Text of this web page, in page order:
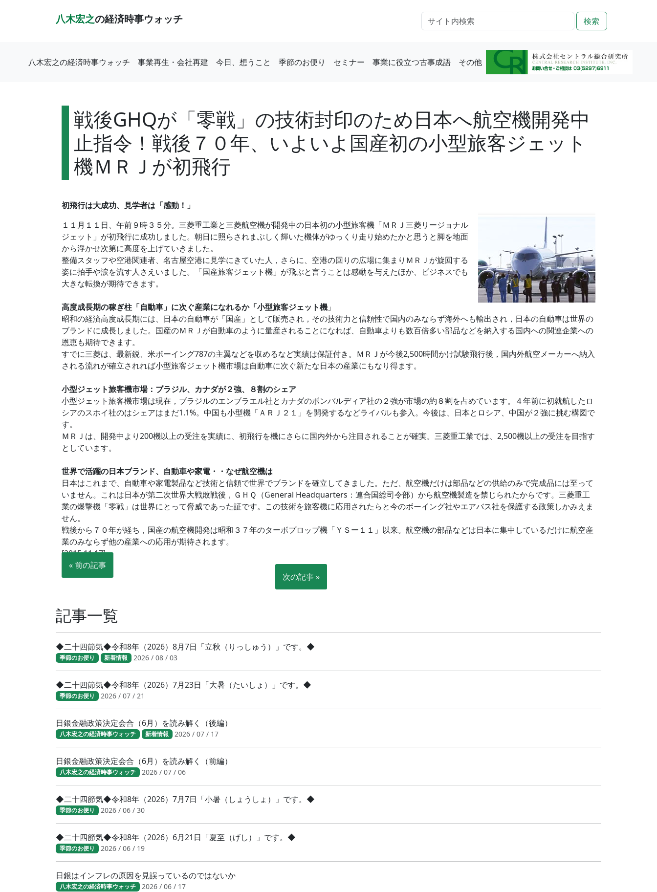
八木宏之の経済時事ウォッチ 検索
八木宏之の経済時事ウォッチ 事業再生・会社再建 今日、想うこと 季節のお便り セミナー 事業に役立つ古事成語 その他
戦後GHQが「零戦」の技術封印のため日本へ航空機開発中
止指令！戦後７０年、いよいよ国産初の小型旅客ジェット
機ＭＲＪが初飛行
初飛行は大成功、見学者は「感動！」
１１月１１日、午前９時３５分。三菱重工業と三菱航空機が開発中の日本初の小型旅客機「ＭＲＪ三菱リージョナル
ジェット」が初飛行に成功しました。朝日に照らされまぶしく輝いた機体がゆっくり走り始めたかと思うと脚を地面
から浮かせ次第に高度を上げていきました。
整備スタッフや空港関連者、名古屋空港に見学にきていた人，さらに、空港の回りの広場に集まりＭＲＪが旋回する
姿に拍手や涙を流す人さえいました。「国産旅客ジェット機」が飛ぶと言うことは感動を与えたほか、ビジネスでも
大きな転換が期待できます。
高度成長期の稼ぎ柱「自動車」に次ぐ産業になれるか「小型旅客ジェット機 」
昭和の経済高度成長期には、日本の自動車が「国産」として販売され，その技術力と信頼性で国内のみならず海外へも輸出され，日本の自動車は世界の
ブランドに成長しました。国産のＭＲＪが自動車のように量産されることになれば、自動車よりも数百倍多い部品などを納入する国内への関連企業への
恩恵も期待できます。
すでに三菱は、最新鋭、米ボーイング787の主翼などを収めるなど実績は保証付き。ＭＲＪが今後2,500時間かけ試験飛行後，国内外航空メーカーへ納入
される流れが確立されれば小型旅客ジェット機市場は自動車に次ぐ新たな日本の産業にもなり得ます。
小型ジェット旅客機市場：ブラジル、カナダが２強、８割のシェア
小型ジェット旅客機市場は現在，ブラジルのエンブラエル社とカナダのボンバルディア社の２強が市場の約８割を占めています。４年前に初就航したロ
シアのスホイ社のはシェアはまだ1.1%。中国も小型機「ＡＲＪ２１」を開発するなどライバルも参入。今後は、日本とロシア、中国が２強に挑む構図で
す。
ＭＲＪは、開発中より200機以上の受注を実績に、初飛行を機にさらに国内外から注目されることが確実。三菱重工業では、2,500機以上の受注を目指す
としています。
世界で活躍の日本ブランド、自動車や家電・・なぜ航空機は
日本はこれまで、自動車や家電製品など技術と信頼で世界でブランドを確立してきました。ただ、航空機だけは部品などの供給のみで完成品には至って
いません。これは日本が第二次世界大戦敗戦後，ＧＨＱ（General Headquarters：連合国総司令部）から航空機製造を禁じられたからです。三菱重工
業の爆撃機「零戦」は世界にとって脅威であった証です。この技術を旅客機に応用されたらと今のボーイング社やエアバス社を保護する政策しかみえま
せん。
戦後から７０年が経ち，国産の航空機開発は昭和３７年のターボプロップ機「ＹＳー１１」以来。航空機の部品などは日本に集中しているだけに航空産
業のみならず他の産業への応用が期待されます。
[2015.11.17]
« 前の記事
次の記事 »
記事一覧
◆二十四節気◆令和8年（2026）8月7日「立秋（りっしゅう）」です。◆
季節のお便り 新着情報 2026 / 08 / 03
◆二十四節気◆令和8年（2026）7月23日「大暑（たいしょ）」です。◆
季節のお便り 2026 / 07 / 21
日銀金融政策決定会合（6月）を読み解く（後編）
八木宏之の経済時事ウォッチ 新着情報 2026 / 07 / 17
日銀金融政策決定会合（6月）を読み解く（前編）
八木宏之の経済時事ウォッチ 2026 / 07 / 06
◆二十四節気◆令和8年（2026）7月7日「小暑（しょうしょ）」です。◆
季節のお便り 2026 / 06 / 30
◆二十四節気◆令和8年（2026）6月21日「夏至（げし）」です。◆
季節のお便り 2026 / 06 / 19
日銀はインフレの原因を見誤っているのではないか
八木宏之の経済時事ウォッチ 2026 / 06 / 17